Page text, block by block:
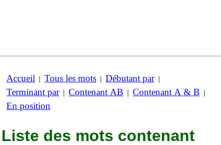
Accueil | Tous les mots | Débutant par|
Terminant par| Contenant AB | Contenant A & B |
En position
Liste des mots contenant